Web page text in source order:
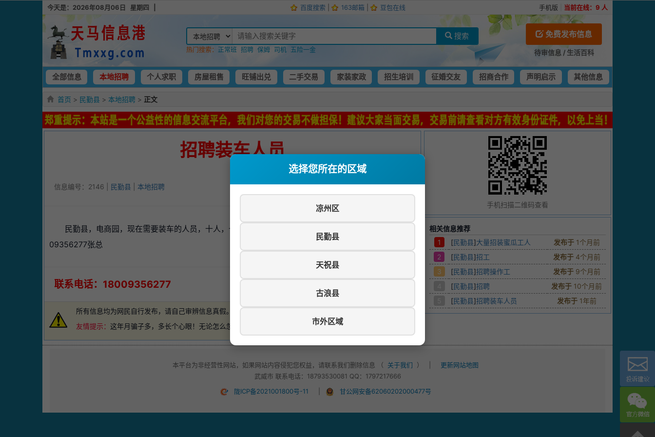
今天是：2026年08月06日 星期四 | 百度搜索 163邮箱 豆包在线 手机版 当前在线： 9 人
搜索
热门搜索： 正常班 招聘 保姆 司机 五险一金
免费发布信息
待审信息 / 生活百科
选择您所在的区域
凉州区
民勤县
天祝县
古浪县
市外区域
全部信息 本地招聘 个人求职 房屋租售 旺铺出兑 二手交易 家装家政 招生培训 征婚交友 招商合作 声明启示 其他信息
首页 > 民勤县 > 本地招聘 > 正文
招聘装车人员
信息编号：2146 | 民勤县 本地招聘 发布时间：2025-05-12 06:34:04
民勤县，电商园，现在需要装车的人员，十人，十斤的水果包装，12个小时，150元，下班付红包 180
09356277张总
联系电话：18009356277
所有信息均为网民自行发布，请自己审辨信息真假。 如有损失，本站概不负责
友情提示： 这年月骗子多，多长个心眼！无论怎么忽悠，不要轻易付款！
手机扫描二维码查看
相关信息推荐
1
[民勤县]大量招装蜜瓜工人 发布于 1个月前
2
[民勤县]招工 发布于 4个月前
3
[民勤县]招聘操作工 发布于 9个月前
[民勤县]招聘 发布于 10个月前
[民勤县]招聘装车人员 发布于 1年前
本平台为非经营性网站，如果网站内容侵犯您权益，请联系我们删除信息 （ 关于我们 ）
更新网站地图
武威市 联系电话：18793530081 QQ：1797217666
陇ICP备2021001800号-11
甘公网安备62060202000477号